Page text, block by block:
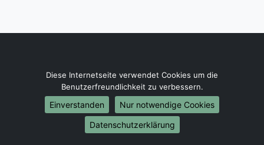
Europa-Umzüge
Umzug von Wolfsburg nach Belarus
Umzug von Wolfsburg nach Belgien
Umzug von Wolfsburg nach Bulgarien
Umzug von Wolfsburg nach Dänemark
Diese Internetseite verwendet Cookies um die
Benutzerfreundlichkeit zu verbessern.
Einverstanden
Nur notwendige Cookies
Datenschutzerklärung